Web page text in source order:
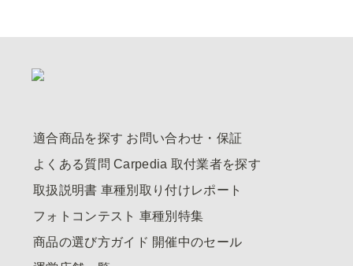
適合商品を探す お問い合わせ・保証
よくある質問 Carpedia 取付業者を探す
取扱説明書 車種別取り付けレポート
フォトコンテスト 車種別特集
商品の選び方ガイド 開催中のセール